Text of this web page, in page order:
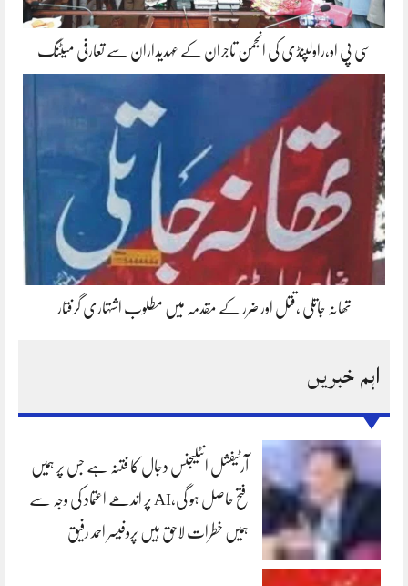
سی پی او،راولپنڈی کی انجمن تاجران کے عہدیداران سے تعارفی میٹنگ
تھانہ جاتلی ،قتل اور ضرر کے مقدمہ میں مطلوب اشتہاری گرفتار
اہم خبریں
آرٹیفشل انٹلیجنس دجال کا فتنہ ہے جس پر ہمیں
فتح حاصل ہو گی،AI پر اندھے اعتماد کی وجہ سے
ہمیں خطرات لاحق ہیں پروفیسر احمد رفیق